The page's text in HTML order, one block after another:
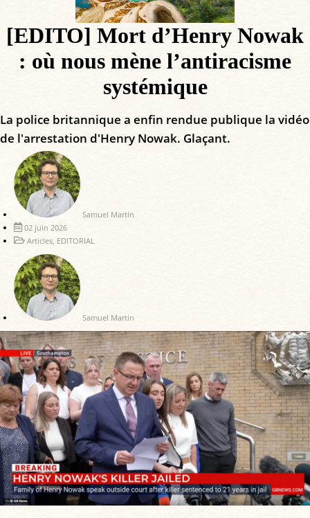
[EDITO] Mort d’Henry Nowak
: où nous mène l’antiracisme
systémique
La police britannique a enfin rendue publique la vidéo
de l'arrestation d'Henry Nowak. Glaçant.
Samuel Martin
02 juin 2026
Articles, EDITORIAL
Samuel Martin